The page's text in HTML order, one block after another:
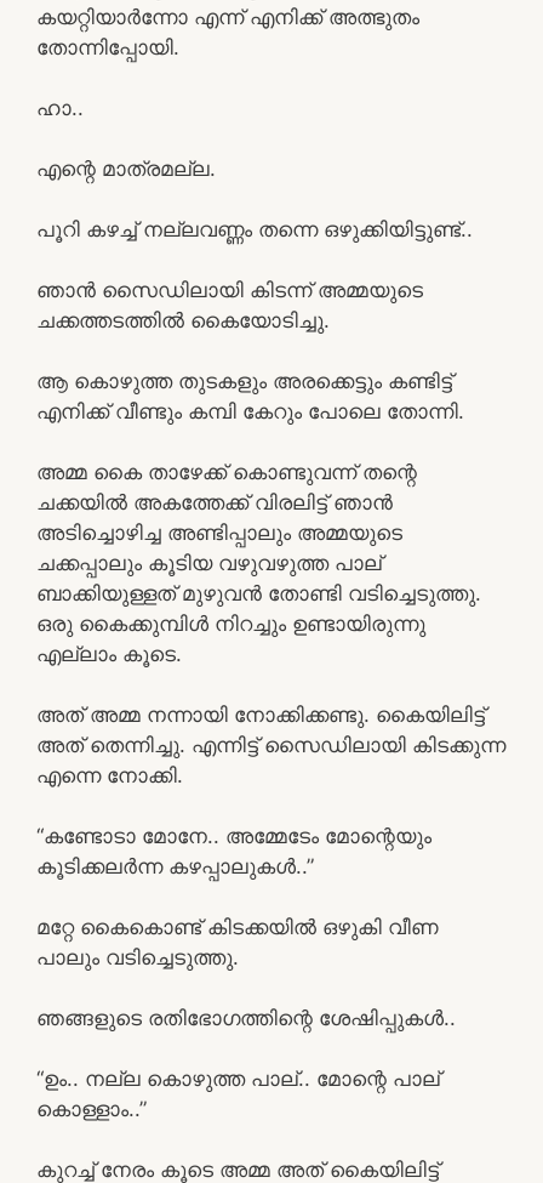
കയറ്റിയാർന്നോ എന്ന് എനിക്ക് അത്ഭുതം
തോന്നിപ്പോയി.
ഹാ..
എന്റെ മാത്രമല്ല.
പൂറി കഴച്ച് നല്ലവണ്ണം തന്നെ ഒഴുക്കിയിട്ടുണ്ട്..
ഞാൻ സൈഡിലായി കിടന്ന് അമ്മയുടെ
ചക്കത്തടത്തിൽ കൈയോടിച്ചു.
ആ കൊഴുത്ത തുടകളും അരക്കെട്ടും കണ്ടിട്ട്
എനിക്ക് വീണ്ടും കമ്പി കേറും പോലെ തോന്നി.
അമ്മ കൈ താഴേക്ക് കൊണ്ടുവന്ന് തന്റെ
ചക്കയിൽ അകത്തേക്ക് വിരലിട്ട് ഞാൻ
അടിച്ചൊഴിച്ച അണ്ടിപ്പാലും അമ്മയുടെ
ചക്കപ്പാലും കൂടിയ വഴുവഴുത്ത പാല്
ബാക്കിയുള്ളത് മുഴുവൻ തോണ്ടി വടിച്ചെടുത്തു.
ഒരു കൈക്കുമ്പിൾ നിറച്ചും ഉണ്ടായിരുന്നു
എല്ലാം കൂടെ.
അത് അമ്മ നന്നായി നോക്കിക്കണ്ടു. കൈയിലിട്ട്
അത് തെന്നിച്ചു. എന്നിട്ട് സൈഡിലായി കിടക്കുന്ന
എന്നെ നോക്കി.
“കണ്ടോടാ മോനേ.. അമ്മേടേം മോന്റെയും
കൂടിക്കലർന്ന കഴപ്പാലുകൾ..”
മറ്റേ കൈകൊണ്ട് കിടക്കയിൽ ഒഴുകി വീണ
പാലും വടിച്ചെടുത്തു.
ഞങ്ങളുടെ രതിഭോഗത്തിന്റെ ശേഷിപ്പുകൾ..
“ഉം.. നല്ല കൊഴുത്ത പാല്.. മോന്റെ പാല്
കൊള്ളാം..”
കുറച്ച് നേരം കൂടെ അമ്മ അത് കൈയിലിട്ട്